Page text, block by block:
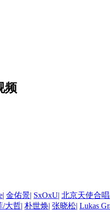
频
| 金佑景| SxOxU| 北京天使合唱
/大哲| 朴世焕| 张晓松| Lukas